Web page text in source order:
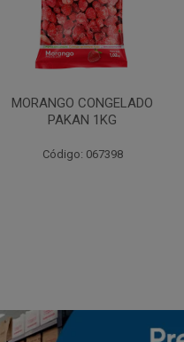
MORANGO CONGELADO
PAKAN 1KG
Código: 067398